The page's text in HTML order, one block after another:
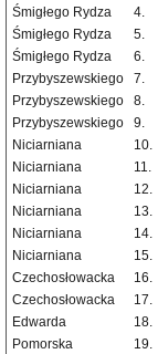
Śmigłego Rydza
4.
Śmigłego Rydza
5.
Śmigłego Rydza
6.
Przybyszewskiego
7.
Przybyszewskiego
8.
Przybyszewskiego
9.
Niciarniana
10.
Niciarniana
11.
Niciarniana
12.
Niciarniana
13.
Niciarniana
14.
Niciarniana
15.
Czechosłowacka
16.
Czechosłowacka
17.
Edwarda
18.
Pomorska
19.